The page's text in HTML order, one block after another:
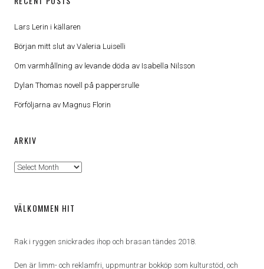
Lars Lerin i källaren
Början mitt slut av Valeria Luiselli
Om varmhållning av levande döda av Isabella Nilsson
Dylan Thomas novell på pappersrulle
Förföljarna av Magnus Florin
ARKIV
Arkiv
VÄLKOMMEN HIT
Rak i ryggen snickrades ihop och brasan tändes 2018.
Den är limm- och reklamfri, uppmuntrar bokköp som kulturstöd, och